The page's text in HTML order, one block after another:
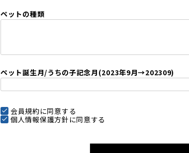
ペットの種類
ペット誕生月/うちの子記念月(2023年9月→202309)
会員規約に同意する
個人情報保護方針 に同意する